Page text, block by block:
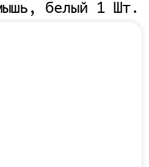
белый 1 Шт.